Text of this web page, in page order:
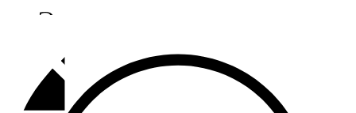
Әлмәт
92,9 FM
Базарлы матак